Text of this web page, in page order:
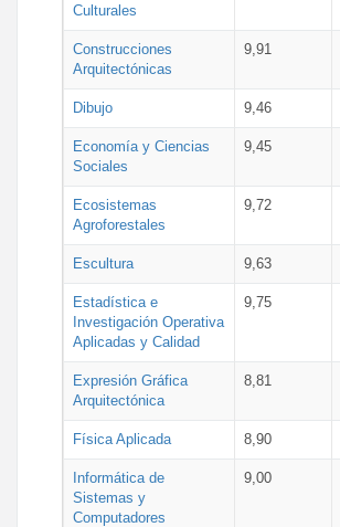
Culturales
Construcciones
Arquitectónicas
9,91
Dibujo 9,46
Economía y Ciencias
Sociales
9,45
Ecosistemas
Agroforestales
9,72
Escultura 9,63
Estadística e
Investigación Operativa
Aplicadas y Calidad
9,75
Expresión Gráfica
Arquitectónica
8,81
Física Aplicada 8,90
Informática de
Sistemas y
Computadores
9,00